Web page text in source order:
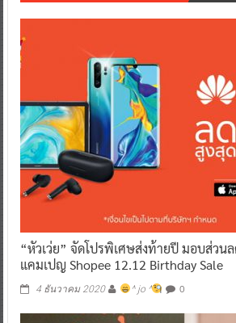
“หัวเว่ย” จัดโปรพิเศษส่งท้ายปี มอบส่วน
แคมเปญ Shopee 12.12 Birthday Sale
4 ธันวาคม 2020 ^ jo ^ 0